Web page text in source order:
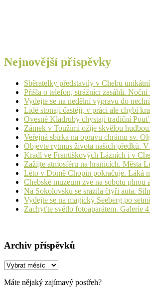
Nejnovější příspěvky
Sběratelky představily v Chebu
Přišla o telefon, strážníci zasáhli.
Vydejte se na nedělní výpravu do
Lidé stonají častěji, v práci ale chybí
Ovesné Kladruby chystají tradiční
Zámek v Toužimi ožije skvělou
Veřejná sbírka na opravu chrámu sv.
Objevte rytmus života našich předků.
Kradl ve Františkových Lázních i v
Zažijte atmosféru na hranicích. Města
Léto v Domě Chopin pokračuje. Láká
Chebské muzeum zve na sobotu
Na Sokolovsku se srazila čtyři auta.
Vydejte se na magický Seeberg po
Zachyťte světlo fotoaparátem. Galerie
Archiv příspěvků
Archiv
Máte nějaký zajímavý postřeh?